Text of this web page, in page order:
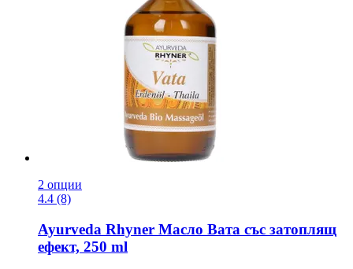
2 опции
4.4 (8)
Ayurveda Rhyner Масло Вата със затоплящ
ефект, 250 ml